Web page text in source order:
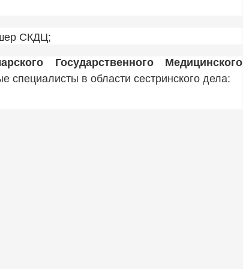
СКДЦ;
Государственного Медицинского
в области сестринского дела: